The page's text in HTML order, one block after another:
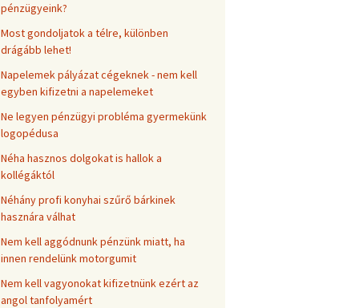
pénzügyeink?
Most gondoljatok a télre, különben
drágább lehet!
Napelemek pályázat cégeknek - nem kell
egyben kifizetni a napelemeket
Ne legyen pénzügyi probléma gyermekünk
logopédusa
Néha hasznos dolgokat is hallok a
kollégáktól
Néhány profi konyhai szűrő bárkinek
hasznára válhat
Nem kell aggódnunk pénzünk miatt, ha
innen rendelünk motorgumit
Nem kell vagyonokat kifizetnünk ezért az
angol tanfolyamért